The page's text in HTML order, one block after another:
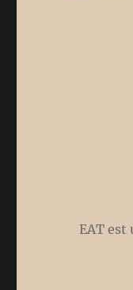
EAT est